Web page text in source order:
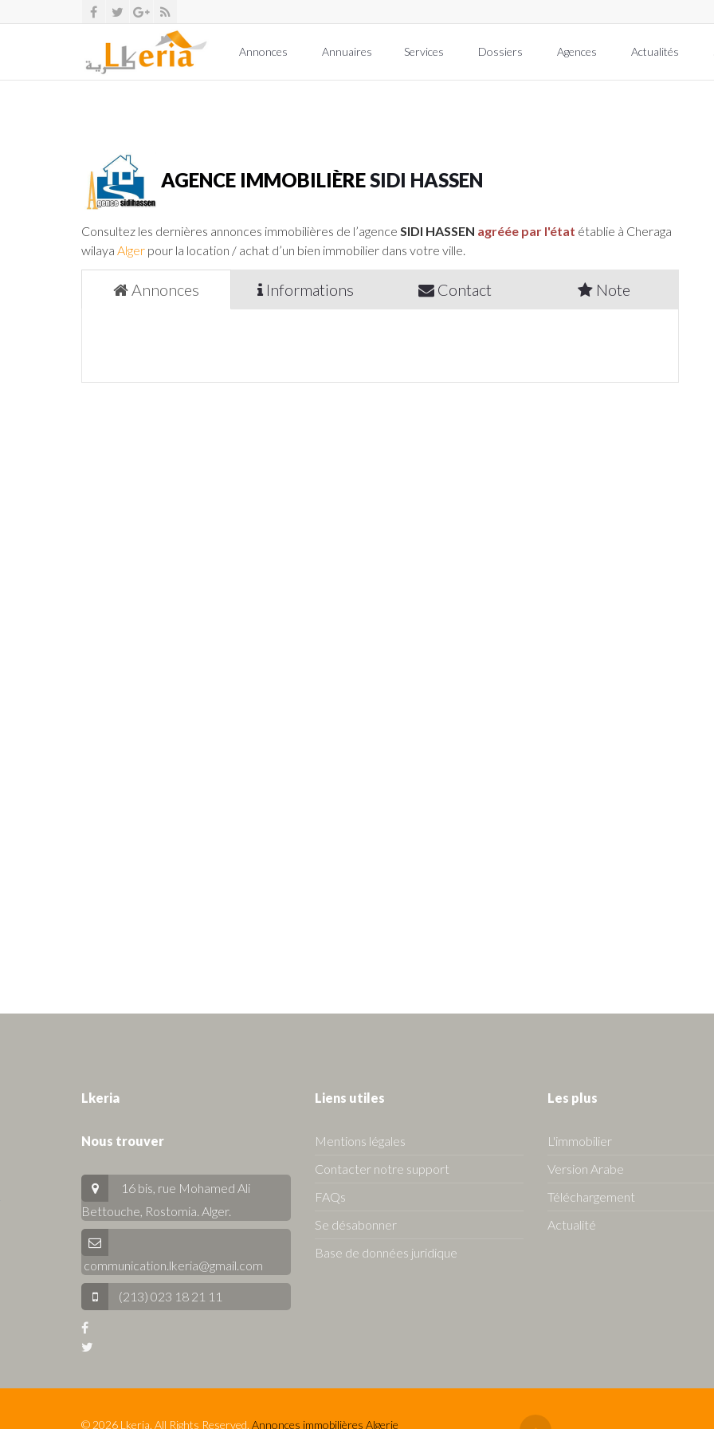
Annonces Annuaires Services Dossiers Agences Actualités
AGENCE IMMOBILIÈRESIDI HASSEN
Consultez les dernières annonces immobilières de l’agence SIDI HASSEN agréée par l'état établie à Cheraga
wilaya Alger pour la location / achat d’un bien immobilier dans votre ville.
Annonces Informations Contact Note
Lkeria
Nous trouver
16 bis, rue Mohamed Ali
Bettouche, Rostomia. Alger.
communication.lkeria@gmail.com
(213) 023 18 21 11
Liens utiles
Mentions légales
Contacter notre support
FAQs
Se désabonner
Base de données juridique
Les plus
L'immobilier
Version Arabe
Téléchargement
Actualité
© 2026 Lkeria. All Rights Reserved. Annonces immobilières Algerie